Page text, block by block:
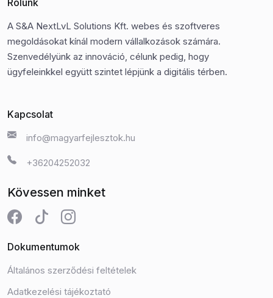
Rólunk
A S&A NextLvL Solutions Kft. webes és szoftveres
megoldásokat kínál modern vállalkozások számára.
Szenvedélyünk az innováció, célunk pedig, hogy
ügyfeleinkkel együtt szintet lépjünk a digitális térben.
Kapcsolat
info@magyarfejlesztok.hu
+36204252032
Kövessen minket
Dokumentumok
Általános szerződési feltételek
Adatkezelési tájékoztató